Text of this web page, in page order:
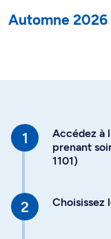
Automne 2026
Accédez à
prenant
1101)
Choisissez